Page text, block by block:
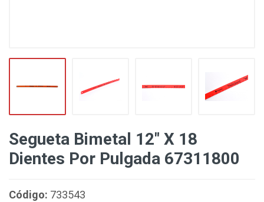
Segueta Bimetal 12" X 18
Dientes Por Pulgada 67311800
Código: 733543